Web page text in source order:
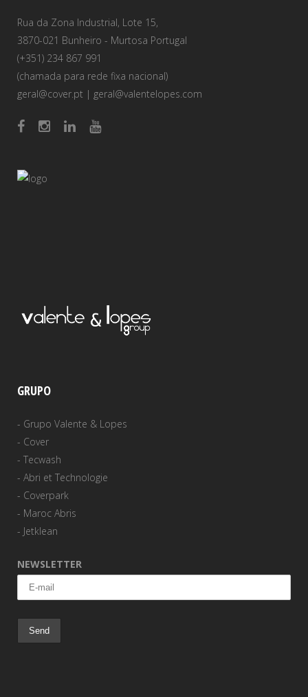
Rua da Zona Industrial, Lote 15,
3870-021 Bunheiro - Murtosa Portugal
(+351) 234 867 991
(chamada para rede fixa nacional)
geral@cover.pt | geral@valentelopes.com
GRUPO
- Grupo Valente & Lopes
- Cover
- Tecwash
- Abri et Technologie
- Coverpark
- Maroc Abris
- Jetklean
NEWSLETTER